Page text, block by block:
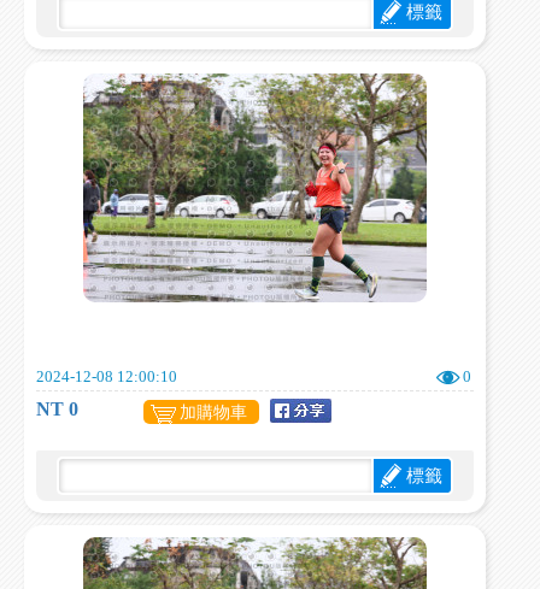
標籤
2024-12-08 12:00:10 0
NT 0 加購物車
標籤